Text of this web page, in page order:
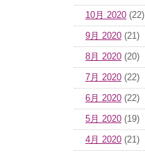
10月 2020 (22)
9月 2020 (21)
8月 2020 (20)
7月 2020 (22)
6月 2020 (22)
5月 2020 (19)
4月 2020 (21)